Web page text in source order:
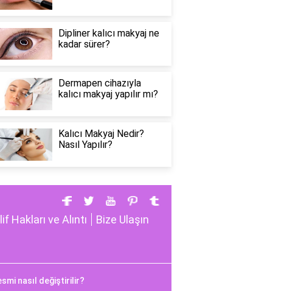
Dipliner kalıcı makyaj ne
kadar sürer?
Dermapen cihazıyla
kalıcı makyaj yapılır mı?
Kalıcı Makyaj Nedir?
Nasıl Yapılır?
Hakları ve Alıntı Bize Ulaşın
nasıl değiştirilir?